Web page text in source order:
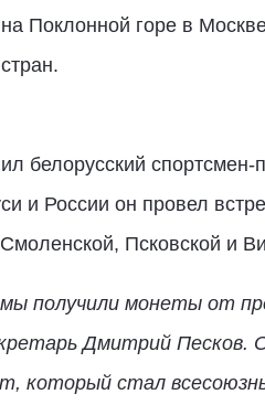
Поклонной горе в
белорусский
и России он провел
Псковской и
получили монеты от
Дмитрий Песков.
который стал